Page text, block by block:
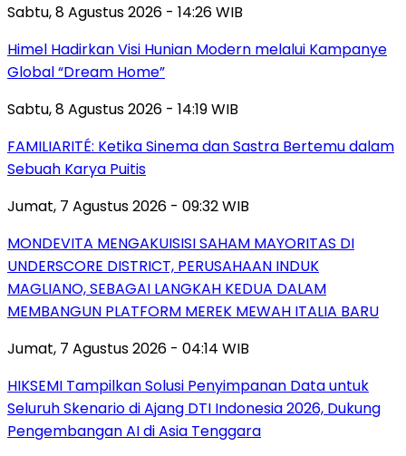
Sabtu, 8 Agustus 2026 - 14:26 WIB
Himel Hadirkan Visi Hunian Modern melalui Kampanye
Global “Dream Home”
Sabtu, 8 Agustus 2026 - 14:19 WIB
FAMILIARITÉ: Ketika Sinema dan Sastra Bertemu dalam
Sebuah Karya Puitis
Jumat, 7 Agustus 2026 - 09:32 WIB
MONDEVITA MENGAKUISISI SAHAM MAYORITAS DI
UNDERSCORE DISTRICT, PERUSAHAAN INDUK
MAGLIANO, SEBAGAI LANGKAH KEDUA DALAM
MEMBANGUN PLATFORM MEREK MEWAH ITALIA BARU
Jumat, 7 Agustus 2026 - 04:14 WIB
HIKSEMI Tampilkan Solusi Penyimpanan Data untuk
Seluruh Skenario di Ajang DTI Indonesia 2026, Dukung
Pengembangan AI di Asia Tenggara